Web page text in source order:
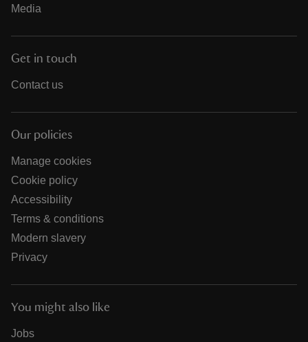
Media
Get in touch
Contact us
Our policies
Manage cookies
Cookie policy
Accessibility
Terms & conditions
Modern slavery
Privacy
You might also like
Jobs